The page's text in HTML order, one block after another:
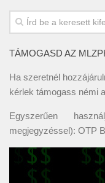
TÁMOGASD AZ
Ha szeretnél
kérlek támogass némi
Egyszerűen
megjegyzéssel): OTP